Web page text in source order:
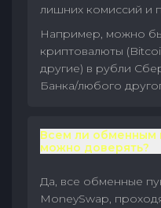
лишних комиссий и
Например, можно
криптовалюты
другие) в рубли
Банка/любого
Всем ли обменным
можно доверять?
Да, все обменные
MoneySwap,